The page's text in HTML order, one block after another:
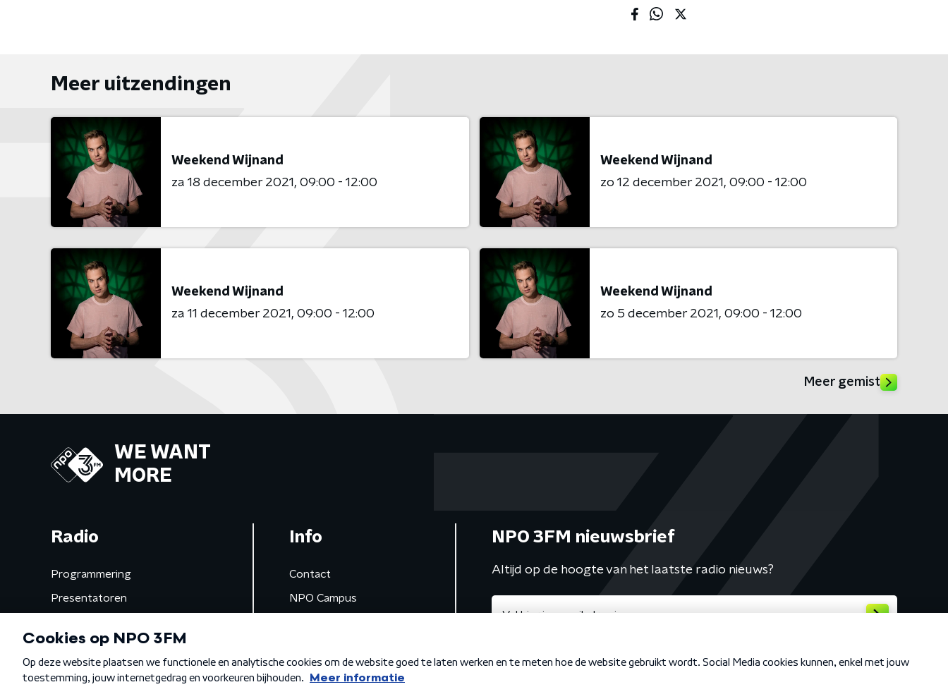
Meer uitzendingen
Weekend Wijnand
za 18 december 2021
09:00 - 12:00
Weekend Wijnand
zo 12 december 2021
09:00 - 12:00
Weekend Wijnand
za 11 december 2021
09:00 - 12:00
Weekend Wijnand
zo 5 december 2021
09:00 - 12:00
Meer gemist
WE WANT
MORE
Radio
Programmering
Presentatoren
Gemist
Info
Contact
NPO Campus
NPO 3FM nieuwsbrief
Altijd op de hoogte van het laatste radio nieuws?
Algemene voorwaarden Privacybeleid